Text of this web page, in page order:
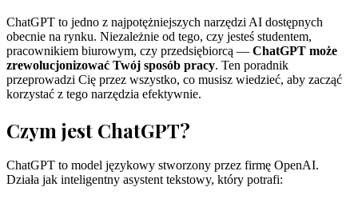
ChatGPT to jedno z najpotężniejszych narzędzi AI dostępnych
obecnie na rynku. Niezależnie od tego, czy jesteś studentem,
pracownikiem biurowym, czy przedsiębiorcą — ChatGPT może
zrewolucjonizować Twój sposób pracy. Ten poradnik
przeprowadzi Cię przez wszystko, co musisz wiedzieć, aby zacząć
korzystać z tego narzędzia efektywnie.
Czym jest ChatGPT?
ChatGPT to model językowy stworzony przez firmę OpenAI.
Działa jak inteligentny asystent tekstowy, który potrafi: